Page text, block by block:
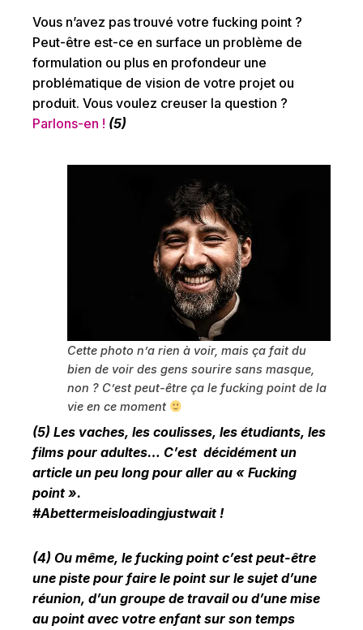
Vous n’avez pas trouvé votre fucking point ?
Peut-être est-ce en surface un problème de
formulation ou plus en profondeur une
problématique de vision de votre projet ou
produit. Vous voulez creuser la question ?
Parlons-en ! (5)
Cette photo n’a rien à voir, mais ça fait du
bien de voir des gens sourire sans masque,
non ? C’est peut-être ça le fucking point de la
vie en ce moment
(5) Les vaches, les coulisses, les étudiants, les
films pour adultes… C’est décidément un
article un peu long pour aller au « Fucking
point ».
#Abettermeisloadingjustwait !
(4) Ou même, le fucking point c’est peut-être
une piste pour faire le point sur le sujet d’une
réunion, d’un groupe de travail ou d’une mise
au point avec votre enfant sur son temps